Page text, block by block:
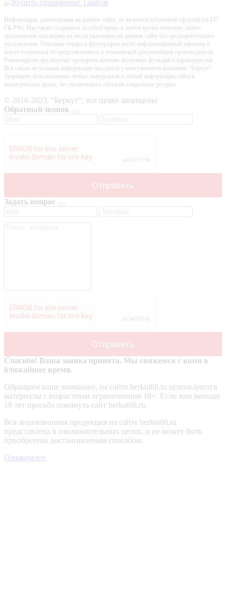
Информация, размещенная на данном сайте, не является публичной офертой (ст.437
ГК РФ). Мы также сохраняем за собой право в любое время отменить любое
предложение или акцию из числа указанных на данном сайте без предварительного
уведомления. Описание товара и фотографии носят информационный характер и
могут отличаться от представленного в технической документации производителя.
Рекомендуем при покупке проверять наличие желаемых функций и характеристик.
Вся самая актуальная информация находится у консультантов компании "Беркут".
Запрещено использование любых материалов и любой информации сайта в
коммерческих целях, без письменного согласия владельцев ресурса.
© 2016-2023, “Беркут”; все права защищены
Обратный звонок
Задать вопрос
Спасибо! Ваша заявка принята. Мы свяжемся с вами в
ближайшее время.
Обращаем ваше внимание, на сайте berkut68.ru используются
материалы с возрастным ограничением 18+. Если вам меньше
18 лет просьба покинуть сайт berkut68.ru.
Вся лицензионная продукция на сайте berkut68.ru
представлена в ознакомительных целях, и не может быть
приобретена дистанционным способом.
Ознакомлен